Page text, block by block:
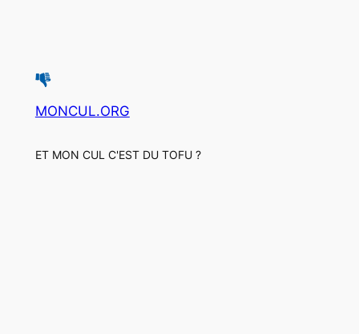
MONCUL.ORG
ET MON CUL C'EST DU TOFU ?